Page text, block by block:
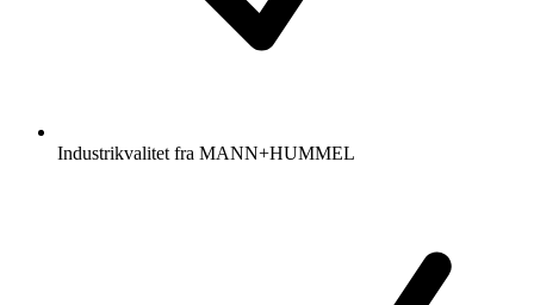
Industrikvalitet fra MANN+HUMMEL